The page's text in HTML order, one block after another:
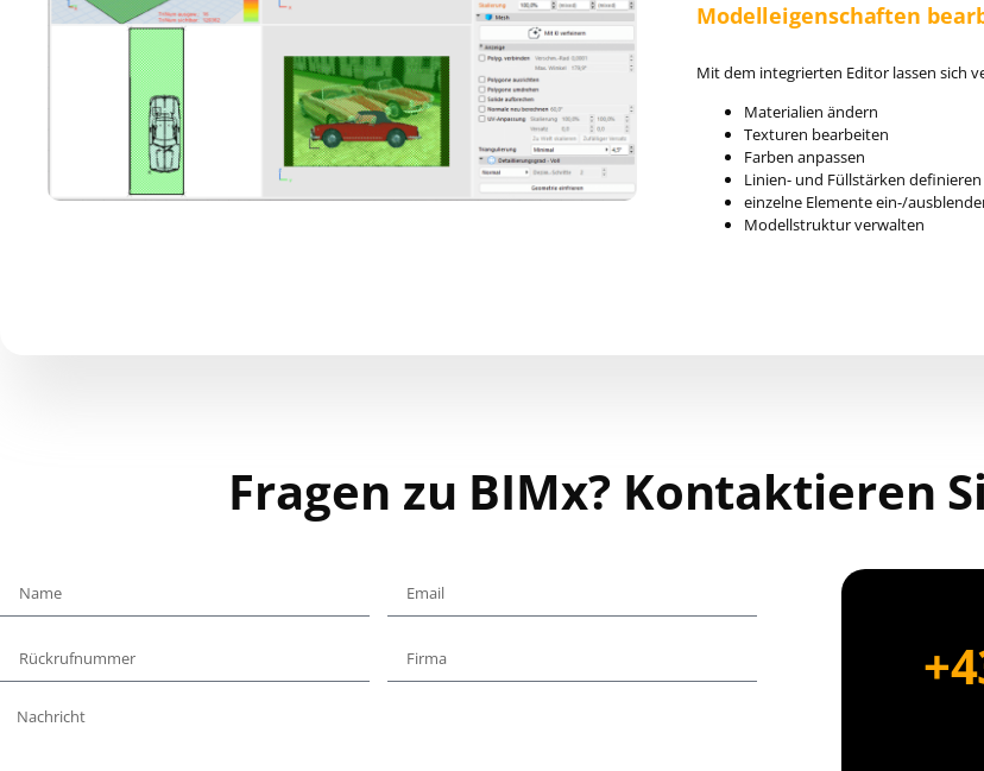
Modelleigenschaften
Mit dem integrierten Editor lassen sich
Materialien ändern
Texturen bearbeiten
Farben anpassen
Linien- und Füllstärken definieren
einzelne Elemente ein-/
Modellstruktur verwalten
Fragen zu BIMx? Kontaktieren